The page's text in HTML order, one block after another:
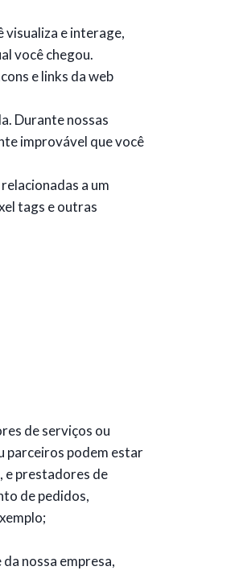
visualiza e interage,
você chegou.
e links da web
Durante nossas
improvável que você
a um
tags e outras
de serviços ou
parceiros podem estar
e prestadores de
de pedidos,
nossa empresa,